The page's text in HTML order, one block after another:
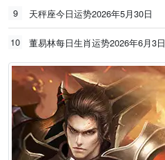
9 天秤座今日运势2026年5月30日
10 董易林每日生肖运势2026年6月3日